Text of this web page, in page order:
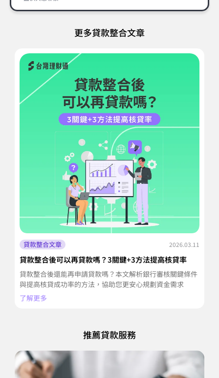
更多貸款整合文章
貸款整合文章 2026.03.11
貸款整合後可以再貸款嗎？3關鍵+3方法提高核貸率
貸款整合後還能再申請貸款嗎？本文解析銀行審核關鍵條件
與提高核貸成功率的方法，協助您更安心規劃資金需求
了解更多
推薦貸款服務